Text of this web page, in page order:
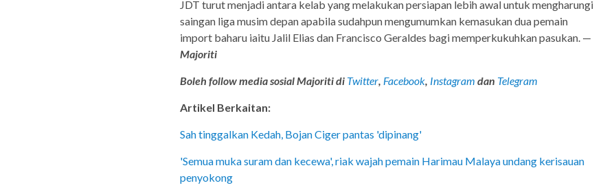
JDT turut menjadi antara kelab yang melakukan persiapan lebih awal untuk mengharungi
saingan liga musim depan apabila sudahpun mengumumkan kemasukan dua pemain
import baharu iaitu Jalil Elias dan Francisco Geraldes bagi memperkukuhkan pasukan. —
Majoriti
Boleh follow media sosial Majoriti di Twitter, Facebook, Instagram dan Telegram
Artikel Berkaitan:
Sah tinggalkan Kedah, Bojan Ciger pantas 'dipinang'
'Semua muka suram dan kecewa', riak wajah pemain Harimau Malaya undang kerisauan
penyokong